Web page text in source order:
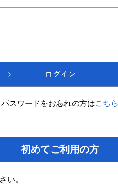
パスワードをお忘れの方はこちら
初めてご利用の方
い。